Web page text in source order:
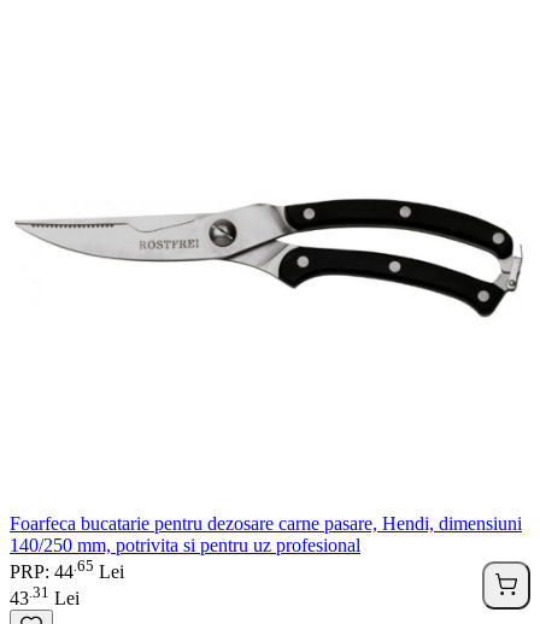
Foarfeca bucatarie pentru dezosare carne pasare, Hendi, dimensiuni
140/250 mm, potrivita si pentru uz profesional
PRP: 44 65 Lei
43 31 Lei